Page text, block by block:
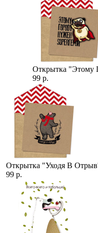
Открытка "Этому
99 р.
Открытка "Уходя В
99 р.